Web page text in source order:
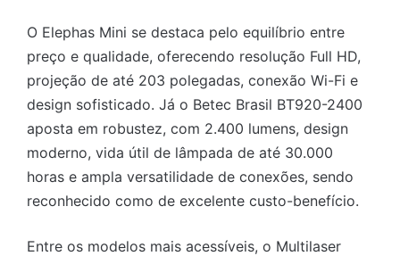
O Elephas Mini se destaca pelo equilíbrio entre
preço e qualidade, oferecendo resolução Full HD,
projeção de até 203 polegadas, conexão Wi-Fi e
design sofisticado. Já o Betec Brasil BT920-2400
aposta em robustez, com 2.400 lumens, design
moderno, vida útil de lâmpada de até 30.000
horas e ampla versatilidade de conexões, sendo
reconhecido como de excelente custo-benefício.
Entre os modelos mais acessíveis, o Multilaser